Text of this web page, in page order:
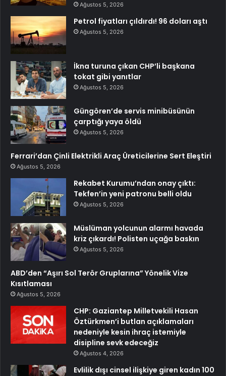
Ağustos 5, 2026
Petrol fiyatları çıldırdı! 96 doları aştı
Ağustos 5, 2026
İkna turuna çıkan CHP’li başkana
tokat gibi yanıtlar
Ağustos 5, 2026
Güngören’de servis minibüsünün
çarptığı yaya öldü
Ağustos 5, 2026
Ferrari’dan Çinli Elektrikli Araç Üreticilerine Sert Eleştiri
Ağustos 5, 2026
Rekabet Kurumu’ndan onay çıktı:
Tekfen’in yeni patronu belli oldu
Ağustos 5, 2026
Müslüman yolcunun alarmı havada
kriz çıkardı! Polisten uçağa baskın
Ağustos 5, 2026
ABD’den “Aşırı Sol Terör Gruplarına” Yönelik Vize
Kısıtlaması
Ağustos 5, 2026
CHP: Gaziantep Milletvekili Hasan
Öztürkmen’i butlan açıklamaları
nedeniyle kesin ihraç istemiyle
disipline sevk edeceğiz
Ağustos 4, 2026
Evlilik dışı cinsel ilişkiye giren kadın 100